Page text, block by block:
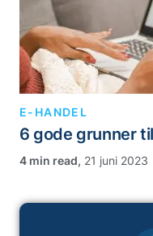
E-HANDEL
6 gode grunner
, 21 juni 2023